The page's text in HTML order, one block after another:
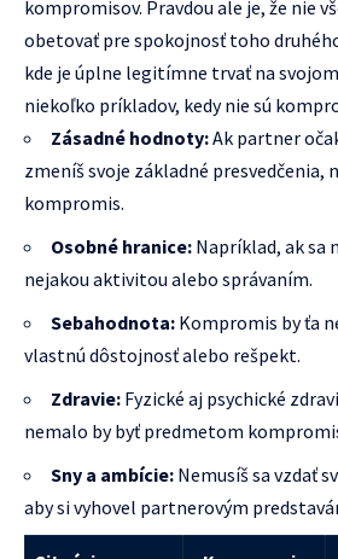
kompromisov. Pravdou ale je, že nie
obetovať pre spokojnosť toho
kde je úplne legitímne trvať na svojom
niekoľko príkladov, kedy nie sú
Zásadné hodnoty:Ak partner
zmeníš svoje základné presvedčenia,
kompromis.
Osobné hranice: Napríklad, ak sa
nejakou aktivitou alebo správaním.
Sebahodnota: Kompromis by ťa
vlastnú dôstojnosť alebo rešpekt.
Zdravie: Fyzické aj psychické
nemalo by byť predmetom
Sny a ambície: Nemusíš sa vzdať
aby si vyhovel partnerovým